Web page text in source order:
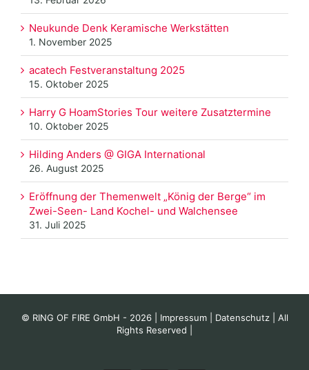
Neukunde Denk Keramische Werkstätten
1. November 2025
acatech Festveranstaltung 2025
15. Oktober 2025
Harry G HoamStories Tour weitere Zusatztermine
10. Oktober 2025
Hilding Anders @ GIGA International
26. August 2025
Eröffnung der Themenwelt „König der Berge“ im
Zwei-Seen- Land Kochel- und Walchensee
31. Juli 2025
© RING OF FIRE GmbH - 2026 | Impressum| Datenschutz| All
Rights Reserved |